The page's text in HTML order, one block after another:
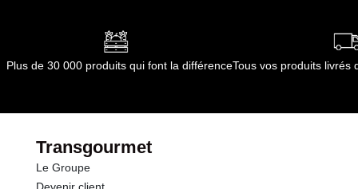
Plus de 30 000 produits qui font la différenceTous vos produits livrés
Transgourmet
Le Groupe